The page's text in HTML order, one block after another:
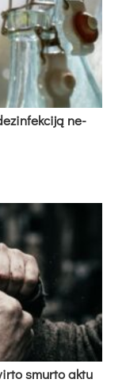
ne­
smur­to ak­tu